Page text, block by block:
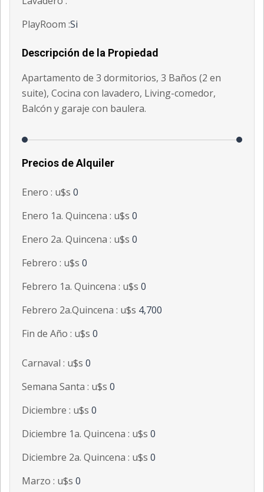
PlayRoom :Si
Descripción de la Propiedad
Apartamento de 3 dormitorios, 3 Baños (2 en
suite), Cocina con lavadero, Living-comedor,
Balcón y garaje con baulera.
Precios de Alquiler
Enero : u$s 0
Enero 1a. Quincena : u$s 0
Enero 2a. Quincena : u$s 0
Febrero : u$s 0
Febrero 1a. Quincena : u$s 0
Febrero 2a.Quincena : u$s 4,700
Fin de Año : u$s 0
Carnaval : u$s 0
Semana Santa : u$s 0
Diciembre : u$s 0
Diciembre 1a. Quincena : u$s 0
Diciembre 2a. Quincena : u$s 0
Marzo : u$s 0